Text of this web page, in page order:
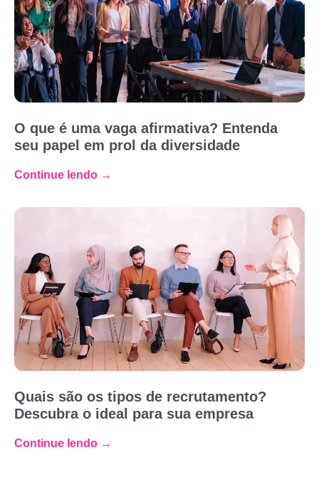
O que é uma vaga afirmativa? Entenda
seu papel em prol da diversidade
Continue lendo →
Quais são os tipos de recrutamento?
Descubra o ideal para sua empresa
Continue lendo →